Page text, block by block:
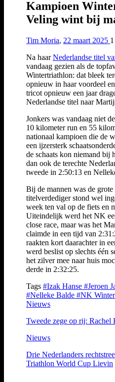
Kampioen
Veling wint bij
Tim Moria, 22 maart 2025
Na haarNederlandse titel
vandaag gezien als de
Wintertriathlon: dat bleek
opnieuw in haar voordeel
tricot opnieuw een jaar
Nederlandse titel naar
Jonkers was vandaag niet
10 kilometer run en 55
nationaal kampioen die de
een ijzersterk
de schaats kon niemand bij
dan ook de terechte
tweede in 2:50:13 en
Bij de mannen was de
titelverdediger stond wel
week ten val op de fiets en
Uiteindelijk werd het NK
close race, maar was het
claimde in een tijd van
raakten kort daarachter in
werd beslist op slechts één
het zilver mee naar huis
derde in 2:32:25.
Tags #Izak Hanse #Jeroen
#Nelleke Balde #NK
Nieuws
Tweede zege op rij:
Nieuws
Drie Nederlanders
Triathlon World Cup Lievin